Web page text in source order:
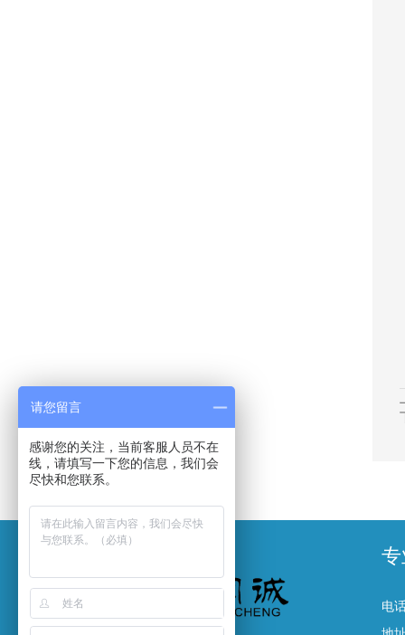
电
请您留言
感谢您的关注，当前客服人员不在
线，请填写一下您的信息，我们会
尽快和您联系。